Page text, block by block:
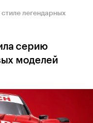
легендарных
серию
моделей